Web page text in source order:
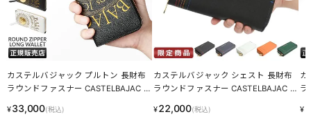
カステルバジャック プルトン 長財布
ラウンドファスナー CASTELBAJAC 7
¥33,000(税込)
カステルバジャック シェスト 長財布
ラウンドファスナー CASTELBAJAC 0
¥22,000(税込)
カ
ラ
¥